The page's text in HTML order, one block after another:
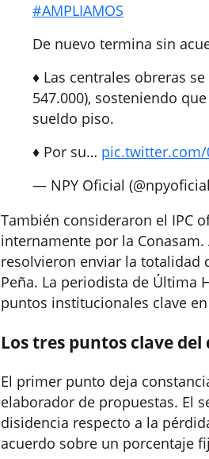
#AMPLIAMOS
De nuevo termina sin
♦️ Las centrales obreras
547.000), sosteniendo
sueldo piso.
♦️ Por su… pic.twitter.com/
— NPY Oficial
También consideraron el IPC
internamente por la
resolvieron enviar la totalidad
Peña. La periodista de Última
puntos institucionales clave
Los tres puntos clave
El primer punto deja
elaborador de propuestas. El
disidencia respecto a la
acuerdo sobre un porcentaje